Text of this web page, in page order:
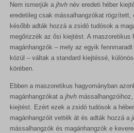
Nem ismerjük a jhvh név eredeti héber
eredetileg csak mássalhangzókat
később adták hozzá a zsidó tudósok a
megőrizzék az ősi kiejtést. A maszoretikus
magánhangzók – mely az egyik
közül – váltak a standard kiejtéssé,
körében.
Ebben a maszoretikus hagyományban
magánhangzókat a jhvh
kiejtést. Ezért ezek a zsidó tudósok a héber
magánhangzóit vették át és adták hozzá a
mássalhangzók és magánhangzók e